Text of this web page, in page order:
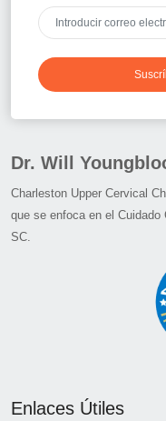
Dr. Will
Charleston Upper Cervical
que se enfoca en el Cuidado
SC.
Enlaces Útiles